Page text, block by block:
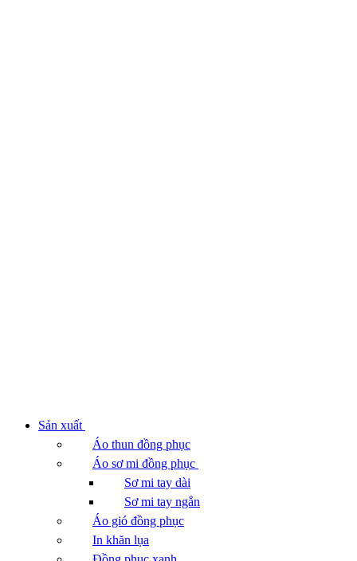
Sản xuất
Áo thun đồng phục
Áo sơ mi đồng phục
Sơ mi tay dài
Sơ mi tay ngắn
Áo gió đồng phục
In khăn lụa